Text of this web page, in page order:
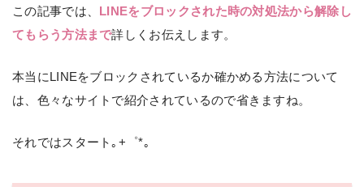
この記事では、 LINEをブロックされた時の対処法から解除し
てもらう方法まで詳しくお伝えします。
本当にLINEをブロックされているか確かめる方法について
は、色々なサイトで紹介されているので省きますね。
それではスタート｡+゜*｡